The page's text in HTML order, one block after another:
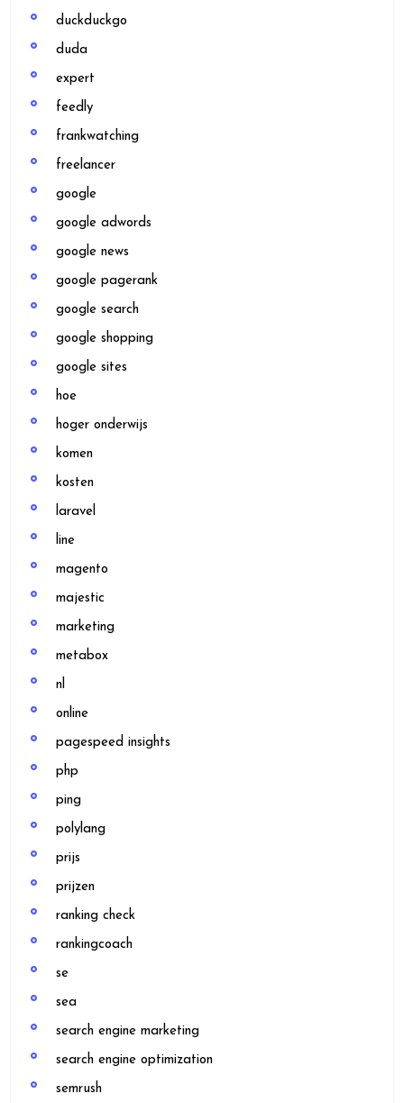
duckduckgo
duda
expert
feedly
frankwatching
freelancer
google
google adwords
google news
google pagerank
google search
google shopping
google sites
hoe
hoger onderwijs
komen
kosten
laravel
line
magento
majestic
marketing
metabox
nl
online
pagespeed insights
php
ping
polylang
prijs
prijzen
ranking check
rankingcoach
se
sea
search engine marketing
search engine optimization
semrush